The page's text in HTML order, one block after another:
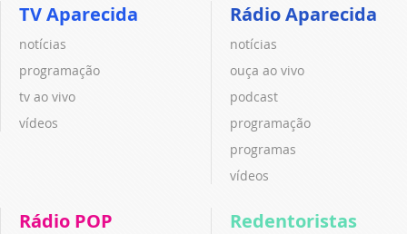
TV Aparecida
notícias
programação
tv ao vivo
vídeos
Rádio Aparecida
notícias
ouça ao vivo
podcast
programação
programas
vídeos
Rádio POP Redentoristas